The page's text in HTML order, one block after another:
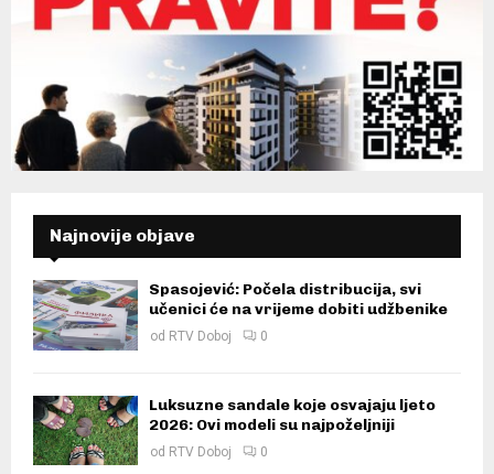
Najnovije objave
Spasojević: Počela distribucija, svi
učenici će na vrijeme dobiti udžbenike
od RTV Doboj 0
Luksuzne sandale koje osvajaju ljeto
2026: Ovi modeli su najpoželjniji
od RTV Doboj 0